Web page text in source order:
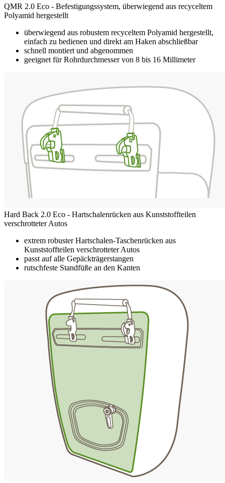
QMR 2.0 Eco - Befestigungssystem, überwiegend aus recyceltem
Polyamid hergestellt
überwiegend aus robustem recyceltem Polyamid hergestellt,
einfach zu bedienen und direkt am Haken abschließbar
schnell montiert und abgenommen
geeignet für Rohrdurchmesser von 8 bis 16 Millimeter
Hard Back 2.0 Eco - Hartschalenrücken aus Kunststoffteilen
verschrotteter Autos
extrem robuster Hartschalen-Taschenrücken aus
Kunststoffteilen verschrotteter Autos
passt auf alle Gepäckträgerstangen
rutschfeste Standfüße an den Kanten